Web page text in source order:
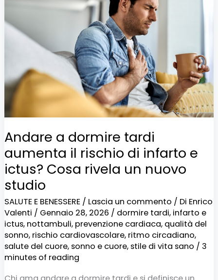
Andare a dormire tardi
aumenta il rischio di infarto e
ictus? Cosa rivela un nuovo
studio
SALUTE E BENESSERE/ Lascia un commento / Di Enrico
Valenti / Gennaio 28, 2026 / dormire tardi, infarto e
ictus, nottambuli, prevenzione cardiaca, qualità del
sonno, rischio cardiovascolare, ritmo circadiano,
salute del cuore, sonno e cuore, stile di vita sano / 3
minutes of reading
tardi
aumenta
rischio
ictus?
Cosa
rivela
un
nuovo
studio